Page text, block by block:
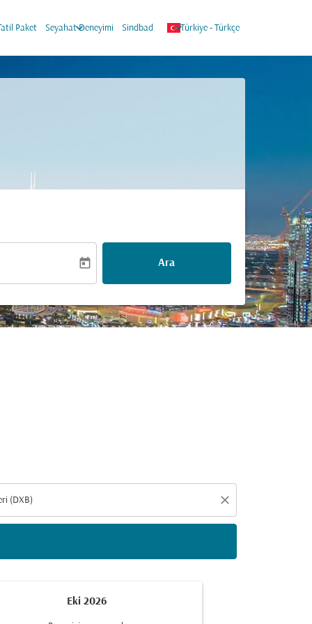
Paket Seyahat Deneyimi
keyboard_arrow_down Sindbad Türkiye - Türkçe
keyboard_arrow_down
today Ara
close
Eki 2026